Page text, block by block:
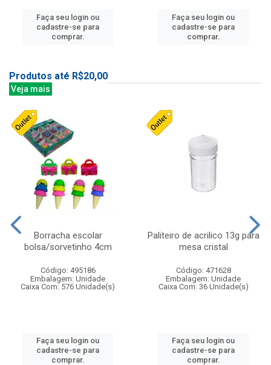
Faça seu login ou
cadastre-se para
comprar.
Faça seu login ou
cadastre-se para
comprar.
Produtos até R$20,00
Veja mais
Borracha escolar
bolsa/sorvetinho 4cm
Código: 495186
Embalagem: Unidade
Caixa Com: 576 Unidade(s)
Faça seu login ou
cadastre-se para
comprar.
Paliteiro de acrilico 13g para
mesa cristal
Código: 471628
Embalagem: Unidade
Caixa Com: 36 Unidade(s)
Faça seu login ou
cadastre-se para
comprar.